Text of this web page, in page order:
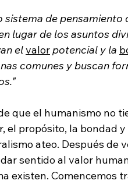
sistema de
lugar de los asuntos
el valor potencial y la
comunes y buscan
que el humanismo no
el propósito, la bondad
ateo. Después de
sentido al valor